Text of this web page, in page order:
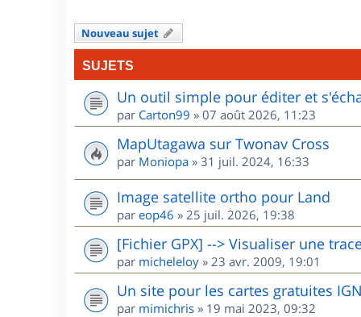
Nouveau sujet
SUJETS
Un outil simple pour éditer et
par Carton99 » 07 août 2026, 11:23
MapUtagawa sur Twonav Cross
par Moniopa » 31 juil. 2024, 16:33
Image satellite ortho pour Land
par eop46 » 25 juil. 2026, 19:38
[Fichier GPX] --> Visualiser une
par micheleloy » 23 avr. 2009, 19:01
Un site pour les cartes gratuites
par mimichris » 19 mai 2023, 09:32